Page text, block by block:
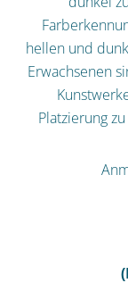
hellen und
Erwachsenen
Platzierung